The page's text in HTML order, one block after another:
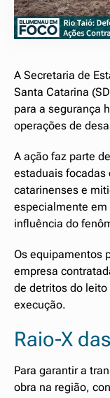
A Secretaria de
Santa Catarina
para a segurança
operações de
A ação faz parte
estaduais focadas
catarinenses e
especialmente em
influência do
Os equipamentos
empresa
de detritos do leito
execução.
Raio-X
Para garantir a
obra na região,